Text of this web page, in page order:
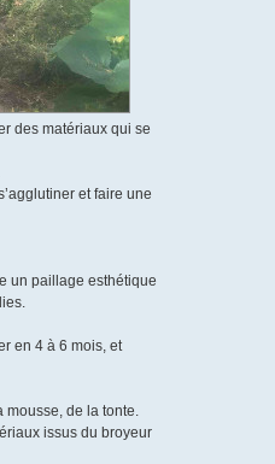
des matériaux qui se
et faire une
un paillage esthétique
en 4 à 6 mois, et
mousse, de la tonte.
issus du broyeur